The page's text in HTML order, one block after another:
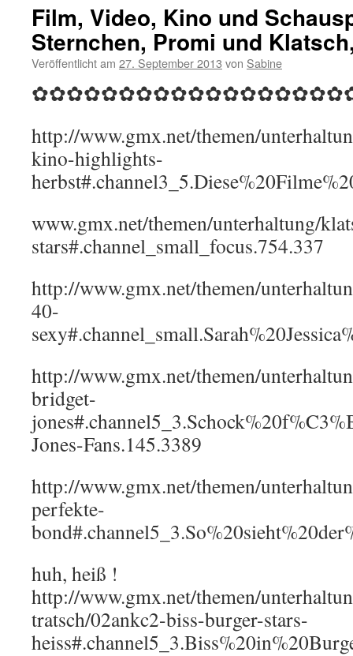
Film, Video, Kino und
Sternchen, Promi und
Veröffentlicht am 27. September 2013 von Sabine
http://www.gmx.net/themen/
kino-highlights-
www.gmx.net/themen/unterhaltung/
stars#.channel_small_focus.754.337
http://www.gmx.net/themen/
40-
http://www.gmx.net/themen/
bridget-
Jones-Fans.145.3389
http://www.gmx.net/themen/
perfekte-
huh, heiß !
http://www.gmx.net/themen/
tratsch/02ankc2-biss-burger-stars-